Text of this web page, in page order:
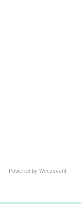
Powered by Weezevent